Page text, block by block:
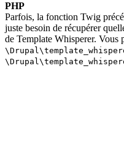
PHP
Parfois, la fonction Twig
juste besoin de récupérer
de Template Whisperer. Vous